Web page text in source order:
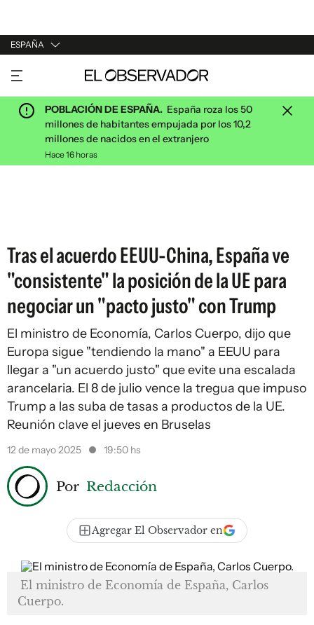
ESPAÑA
URUGUAY
ARGENTINA
ESPAÑA
ESTADOS UNIDOS
POBLACIÓN DE ESPAÑA. España roza los 50
millones de habitantes empujada por los 10,2
millones de nacidos en el extranjero
Hace 16 horas
Tras el acuerdo EEUU-China, España ve
"consistente" la posición de la UE para
negociar un "pacto justo" con Trump
El ministro de Economía, Carlos Cuerpo, dijo que
Europa sigue "tendiendo la mano" a EEUU para
llegar a "un acuerdo justo" que evite una escalada
arancelaria. El 8 de julio vence la tregua que impuso
Trump a las suba de tasas a productos de la UE.
Reunión clave el jueves en Bruselas
12 de mayo 2025 19:50 hs
Por Redacción
Agregar El Observador en
El ministro de Economía de España, Carlos
Cuerpo.